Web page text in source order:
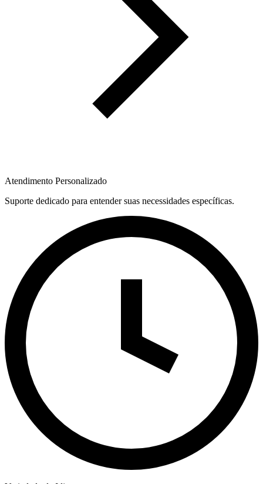
Atendimento Personalizado
Suporte dedicado para entender suas necessidades específicas.